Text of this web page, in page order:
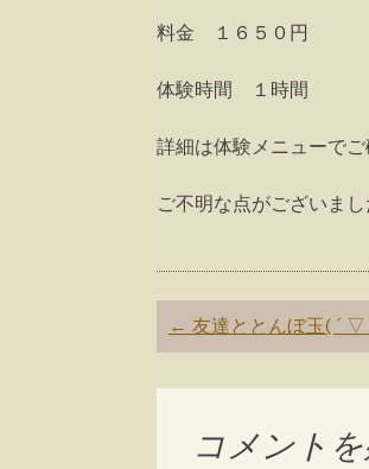
料金 １６５０円
体験時間 １時間
詳細は体験メニューでご
ご不明な点がございま
Post
navigation
← 友達ととんぼ玉( ´ ▽
コメント